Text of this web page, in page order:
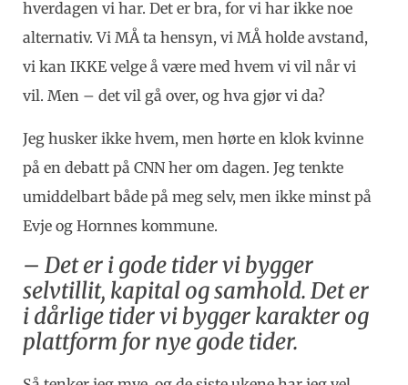
hverdagen vi har. Det er bra, for vi har ikke noe
alternativ. Vi MÅ ta hensyn, vi MÅ holde avstand,
vi kan IKKE velge å være med hvem vi vil når vi
vil. Men – det vil gå over, og hva gjør vi da?
Jeg husker ikke hvem, men hørte en klok kvinne
på en debatt på CNN her om dagen. Jeg tenkte
umiddelbart både på meg selv, men ikke minst på
Evje og Hornnes kommune.
– Det er i gode tider vi bygger
selvtillit, kapital og samhold. Det er
i dårlige tider vi bygger karakter og
plattform for nye gode tider.